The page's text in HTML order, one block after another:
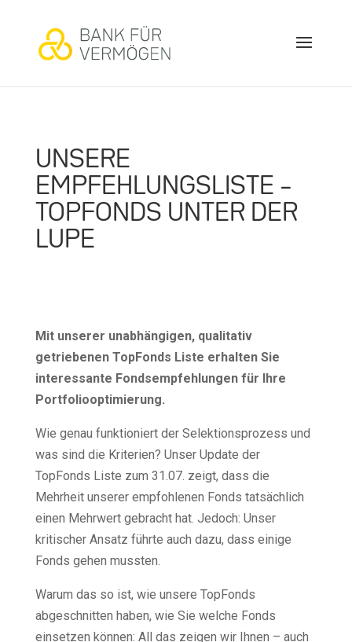
UNSERE
EMPFEHLUNGSLISTE –
TOPFONDS UNTER DER
LUPE
Mit unserer unabhängigen, qualitativ
getriebenen TopFonds Liste erhalten Sie
interessante Fondsempfehlungen für Ihre
Portfoliooptimierung.
Wie genau funktioniert der Selektionsprozess und
was sind die Kriterien? Unser Update der
TopFonds Liste zum 31.07. zeigt, dass die
Mehrheit unserer empfohlenen Fonds tatsächlich
einen Mehrwert gebracht hat. Jedoch: Unser
kritischer Ansatz führte auch dazu, dass einige
Fonds gehen mussten.
Warum das so ist, wie unsere TopFonds
abgeschnitten haben, wie Sie welche Fonds
einsetzen können: All das zeigen wir Ihnen – auch